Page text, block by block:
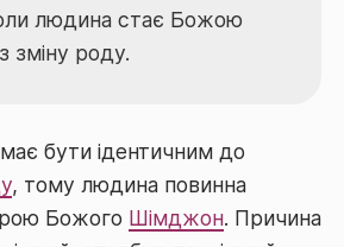
людина стає Божою
зміну роду.
бути ідентичним до
, тому людина повинна
Божого Шімджон. Причина